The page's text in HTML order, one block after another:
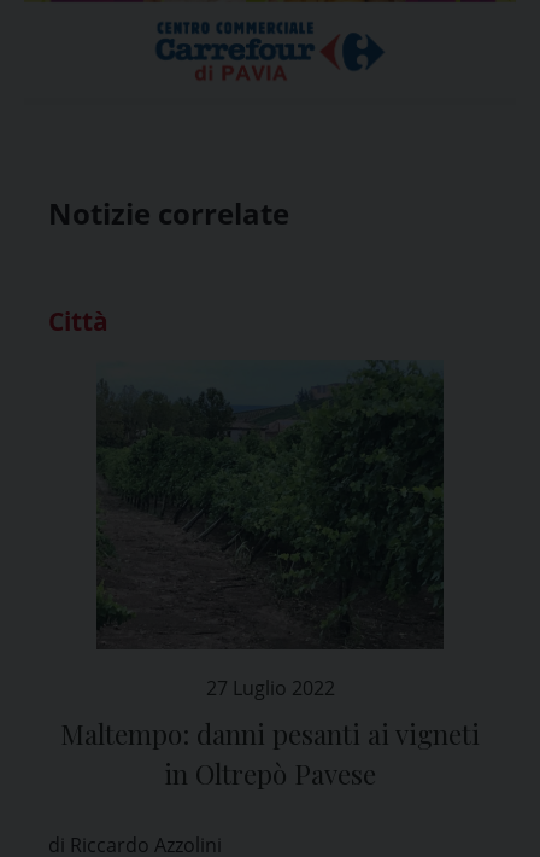
Notizie correlate
Città
27 Luglio 2022
Maltempo: danni pesanti ai vigneti
in Oltrepò Pavese
di Riccardo Azzolini